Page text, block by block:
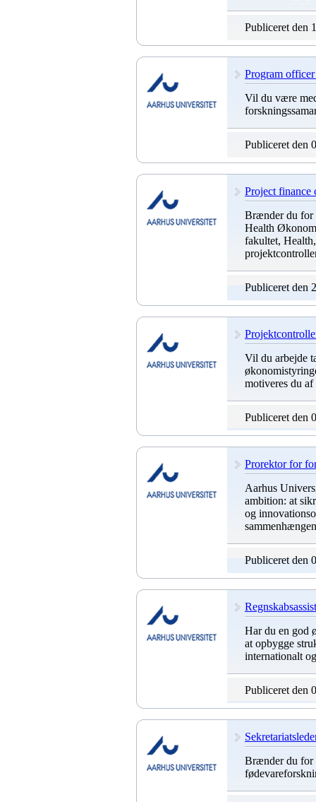
Publiceret den
Program
Vil du være
Publiceret den
Project
Brænder du for
Health
fakultet,
Publiceret den
Vil du arbejde
motiveres du
Publiceret den
Prorektor for
Aarhus
ambition: at
og
Publiceret den
Har du en god
at opbygge
internationalt
Publiceret den
Brænder du for